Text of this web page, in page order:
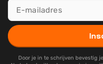
Door je in te schrijven bevestig